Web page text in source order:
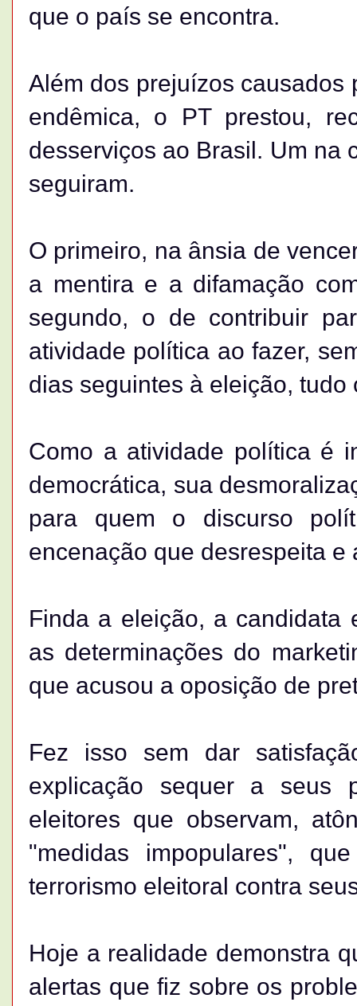
que o país se encontra.
Além dos prejuízos causados
endêmica, o PT prestou,
desserviços ao Brasil. Um na
seguiram.
O primeiro, na ânsia de
a mentira e a difamação
segundo, o de contribuir
atividade política ao fazer,
dias seguintes à eleição,
Como a atividade política é
democrática, sua
para quem o discurso
encenação que desrespeita e
Finda a eleição, a candidata
as determinações do
que acusou a oposição de
Fez isso sem dar
explicação sequer a seus
eleitores que observam,
"medidas impopulares",
terrorismo eleitoral contra
Hoje a realidade demonstra
alertas que fiz sobre os